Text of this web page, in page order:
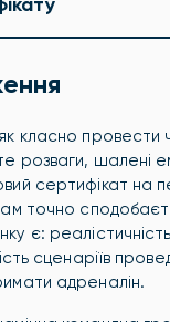
класно провести
розваги, шалені
сертифікат на
точно
є: реалістичність
сценаріїв
адреналін.